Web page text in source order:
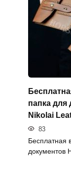
папка для
Nikolai
83
Бесплатная
документов